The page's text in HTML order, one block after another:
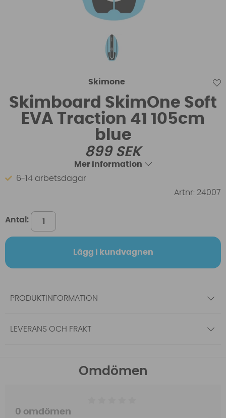
Skimone
Skimboard SkimOne Soft
EVA Traction 41 105cm
blue
899SEK
Mer information
6-14 arbetsdagar
Artnr: 24007
Antal:
Lägg i kundvagnen
PRODUKTINFORMATION
LEVERANS OCH FRAKT
Omdömen
0 omdömen